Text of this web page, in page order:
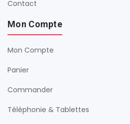
Contact
Mon Compte
Mon Compte
Panier
Commander
Téléphonie & Tablettes